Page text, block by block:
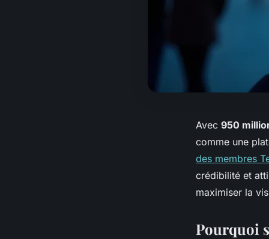
Avec 950
comme une
des membres
crédibilité et
maximiser la
Pourquoi